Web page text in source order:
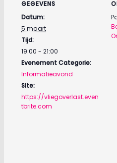
GEGEVENS
Datum:
5 maart
Tijd:
19:00 - 21:00
Evenement Categorie:
Informatieavond
Site:
https://vliegoverlast.even
tbrite.com